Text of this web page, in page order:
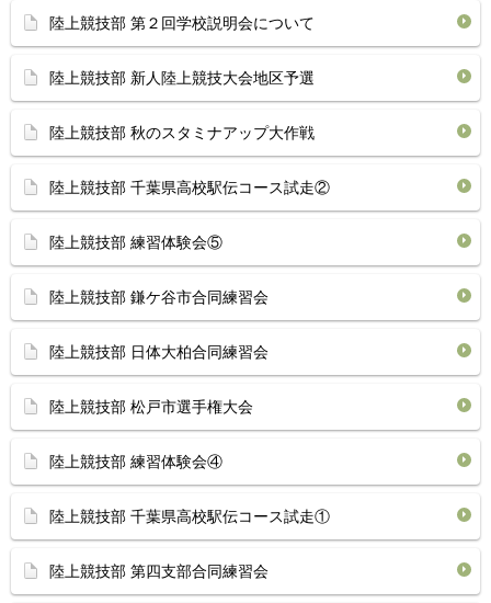
陸上競技部 第２回学校説明会について
陸上競技部 新人陸上競技大会地区予選
陸上競技部 秋のスタミナアップ大作戦
陸上競技部 千葉県高校駅伝コース試走②
陸上競技部 練習体験会⑤
陸上競技部 鎌ケ谷市合同練習会
陸上競技部 日体大柏合同練習会
陸上競技部 松戸市選手権大会
陸上競技部 練習体験会④
陸上競技部 千葉県高校駅伝コース試走①
陸上競技部 第四支部合同練習会